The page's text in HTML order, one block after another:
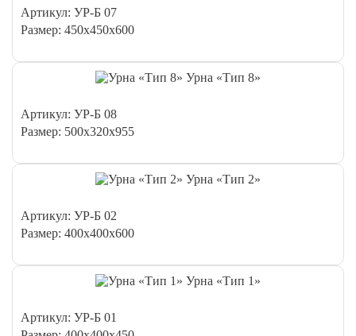
Артикул: УР-Б 07
Размер: 450х450х600
Урна «Тип 8»
Артикул: УР-Б 08
Размер: 500х320х955
Урна «Тип 2»
Артикул: УР-Б 02
Размер: 400х400х600
Урна «Тип 1»
Артикул: УР-Б 01